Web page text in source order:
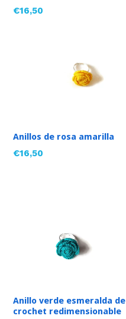
Precio
€16,50
Anillos de rosa amarilla
Precio
€16,50
Anillo verde esmeralda de
crochet redimensionable